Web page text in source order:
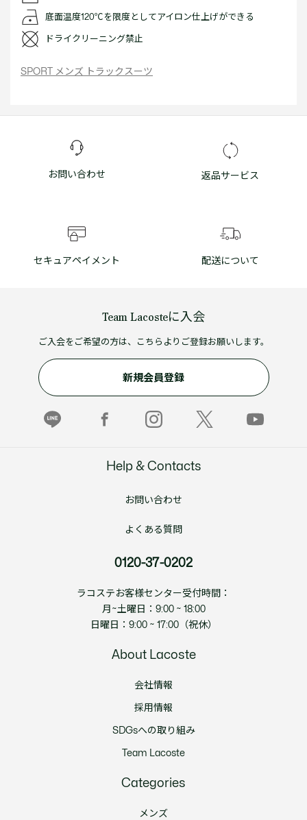
底面温度120℃を限度としてアイロン仕上げができる
ドライクリーニング禁止
SPORT メンズ トラックスーツ
お問い合わせ 返品サービス
セキュアペイメント 配送について
Team Lacosteに入会
ご入会をご希望の方は、こちらよりご登録お願いします。
新規会員登録
Help & Contacts
お問い合わせ
よくある質問
0120-37-0202
ラコステお客様センター受付時間：
月~土曜日：9:00 ~ 18:00
日曜日：9:00 ~ 17:00（祝休）
About Lacoste
会社情報
採用情報
SDGsへの取り組み
Team Lacoste
Categories
メンズ